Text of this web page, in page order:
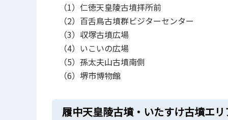
（1）仁徳天皇陵古墳拝所前
（2）百舌鳥古墳群ビジターセンター
（3）収塚古墳広場
（4）いこいの広場
（5）孫太夫山古墳南側
（6）堺市博物館
履中天皇陵古墳・いたすけ古墳エリ